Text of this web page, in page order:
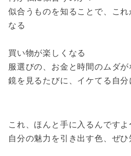
似合うものを知ることで、こ
なる
買い物が楽しくなる
服選びの、お金と時間のムダが
鏡を見るたびに、イケてる自分
これ、ほんと手に入るんですよ
自分の魅力を引き出す色、ぜひ